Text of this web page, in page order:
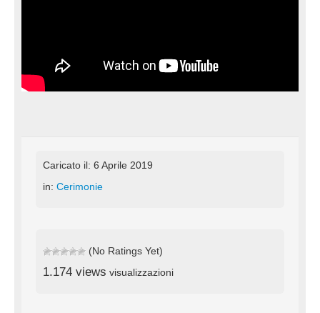
Caricato il: 6 Aprile 2019
in: Cerimonie
(No Ratings Yet)
1.174 views visualizzazioni